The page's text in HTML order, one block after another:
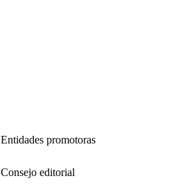
Entidades promotoras
Consejo editorial